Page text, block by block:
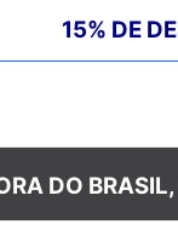
15% DE
DO